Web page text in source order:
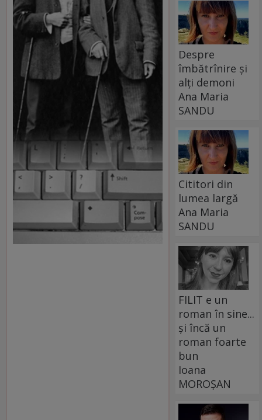
Despre
îmbătrînire și
alți demoni
Ana Maria
SANDU
Cititori din
lumea largă
Ana Maria
SANDU
FILIT e un
roman în sine...
și încă un
roman foarte
bun
Ioana
MOROȘAN